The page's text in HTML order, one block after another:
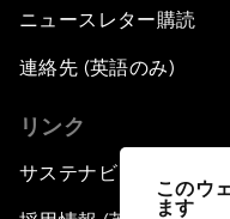
このウ
ます
ニュースレター購読
連絡先 (英語のみ)
リンク
サステナビリティへの